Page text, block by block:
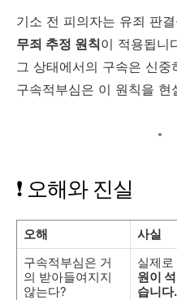
기소 전 피의자는 유죄 판
무죄 추정 원칙이 적용됩니
그 상태에서의 구속은 신중
구속적부심은 이 원칙을
❗ 오해와 진실
오해
사실
구속적부심은 거
의 받아들여지지
않는다?
실제
원이
습니다.